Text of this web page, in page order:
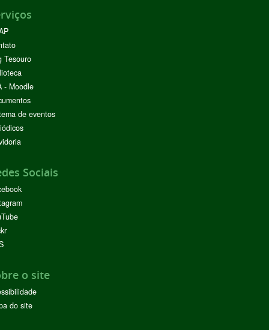
Tesouro
- Moodle
de eventos
Sociais
o site
do site